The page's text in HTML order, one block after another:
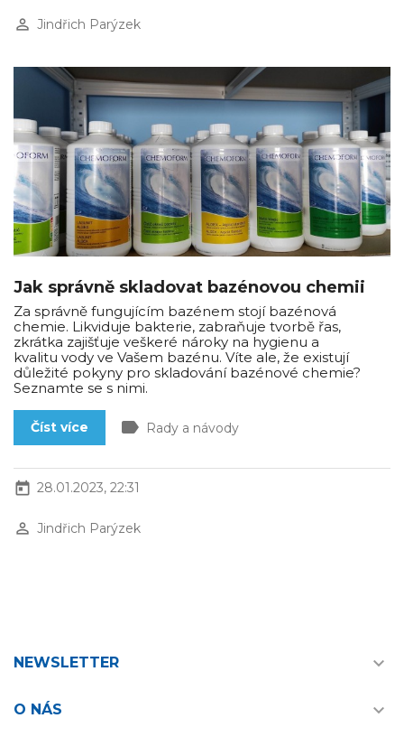
perm_identity Jindřich Parýzek
Jak správně skladovat bazénovou chemii
Za správně fungujícím bazénem stojí bazénová
chemie. Likviduje bakterie, zabraňuje tvorbě řas,
zkrátka zajišťuje veškeré nároky na hygienu a
kvalitu vody ve Vašem bazénu. Víte ale, že existují
důležité pokyny pro skladování bazénové chemie?
Seznamte se s nimi.
Číst více label Rady a návody
today 28.01.2023, 22:31
perm_identity Jindřich Parýzek
NEWSLETTER 
O NÁS 